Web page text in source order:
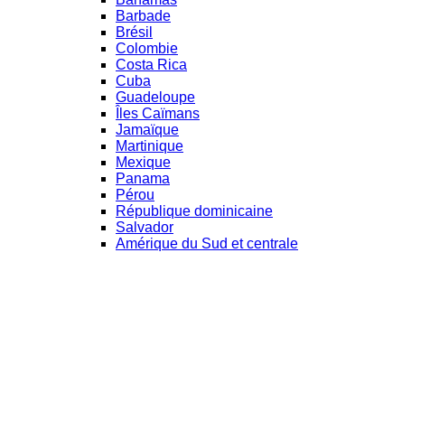
Barbade
Brésil
Colombie
Costa Rica
Cuba
Guadeloupe
Îles Caïmans
Jamaïque
Martinique
Mexique
Panama
Pérou
République dominicaine
Salvador
Amérique du Sud et centrale